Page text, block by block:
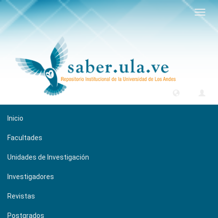
Inicio
Facultades
Unidades de Investigación
Investigadores
Revistas
Postgrados